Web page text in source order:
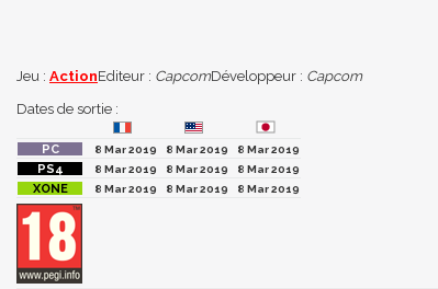
Jeu : ActionEditeur : CapcomDéveloppeur : Capcom
Dates de sortie :
8 Mar 2019 8 Mar 2019
8 Mar 2019
8 Mar 2019
8 Mar 2019
8 Mar 2019
8 Mar 2019
8 Mar 2019 8 Mar 2019